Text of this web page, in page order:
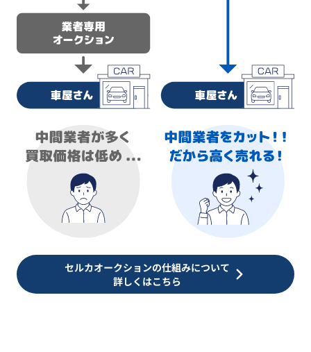
セルカオークションの仕組みについて
詳しくはこちら